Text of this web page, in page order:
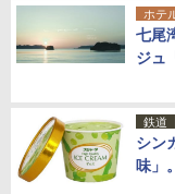
ホテ
七尾
ジュ
鉄道
シン
味」